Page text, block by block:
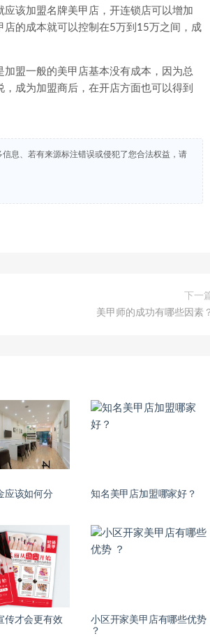
该加盟名牌美甲店，开连锁店可以增加
的成本就可以控制在5万到15万之间，成
盟一般的美甲店基本没有成本，因为总
成为加盟商后，在开店方面也可以得到
息、若有来源标注错误或侵犯了您合法权益，请
下一
美甲师的成功有哪些因素
应该如何分
知名美甲店加盟哪家好？
传才会更有效
小区开家美甲店有哪些优势
？